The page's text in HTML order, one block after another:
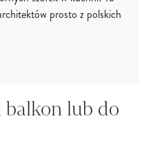
prosto z polskich
balkon lub do